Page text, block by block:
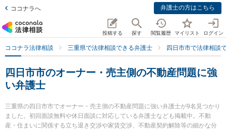
ココナラへ 弁護士の方はこちら
投稿する 探す 閲覧履歴 マイリスト ログイン
ココナラ法律相談 三重県で法律相談できる弁護士 四日市市で法律相談
四日市市のオーナー・売主側の不動産問題に強
い弁護士
三重県の四日市市でオーナー・売主側の不動産問題に強い弁護士が9名見つかり
ました。初回面談無料や休日面談に対応している弁護士なども掲載中。不動
産・住まいに関係する立ち退き交渉や家賃交渉、不動産契約解除等の細かな分